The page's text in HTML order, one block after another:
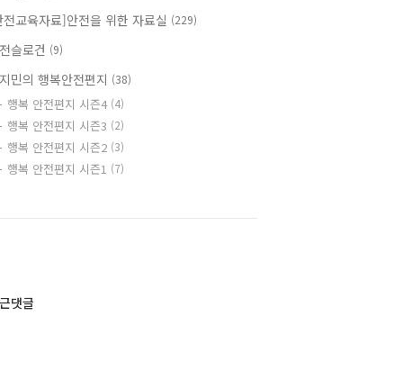
전교육자료]안전을 위한 자료실 (229)
슬로건 (9)
민의 행복안전편지 (38)
행복 안전편지 시즌4 (4)
행복 안전편지 시즌3 (2)
행복 안전편지 시즌2 (3)
행복 안전편지 시즌1 (7)
댓글